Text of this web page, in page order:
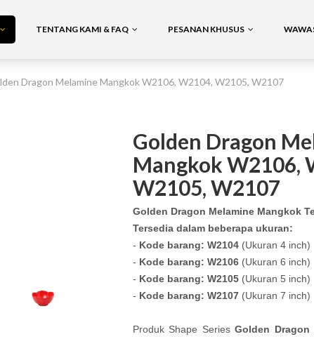
TENTANG KAMI & FAQ PESANAN KHUSUS
Dragon Melamine Mangkok W2106, W2104, W2105, W2107
Golden Dragon
Mangkok W2106,
W2105, W2107
Golden Dragon Melamine Mangkok
Tersedia dalam beberapa ukuran:
- Kode barang: W2104 (Ukuran 4 inch)
- Kode barang: W2106 (Ukuran 6 inch)
- Kode barang: W2105 (Ukuran 5 inch)
- Kode barang: W2107 (Ukuran 7 inch)
Produk Shape SeriesGolden Dragon